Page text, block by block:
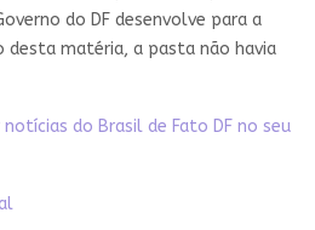
do DF desenvolve para a
matéria, a pasta não havia
do Brasil de Fato DF no seu